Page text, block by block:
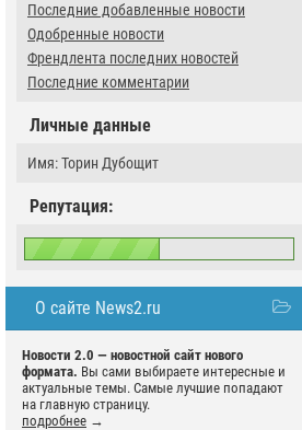
Последние добавленные новости
Одобренные новости
Френдлента последних новостей
Последние комментарии
Личные данные
Имя: Торин Дубощит
Репутация:
О сайте News2.ru
Новости 2.0 — новостной сайт нового
формата. Вы сами выбираете интересные и
актуальные темы. Самые лучшие попадают
на главную страницу.
подробнее →